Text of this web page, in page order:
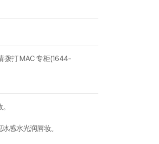
拨打 MAC 专柜(1644-
感水光润唇妆。